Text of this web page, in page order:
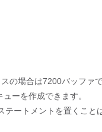
の場合は7200バッファ
ーを作成できます。
ートメントを置くこと